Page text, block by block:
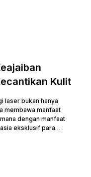
mulus dan percaya...
Kulit
laser bukan hanya
membawa manfaat
dengan manfaat
eksklusif para
modern yang
kulit, menghilangkan
melewati prosedur...